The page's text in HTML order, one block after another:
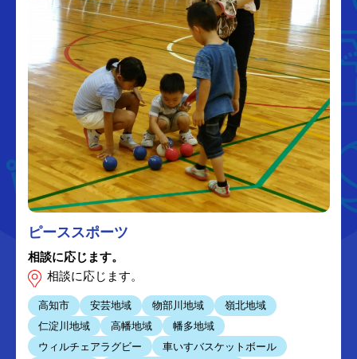
ピーススポーツ
相談に応じます。
相談に応じます。
高知市 安芸地域 物部川地域
嶺北地域
仁淀川地域
高幡地域
幡多地域
ウィルチェアラグビー
車いすバスケットボール